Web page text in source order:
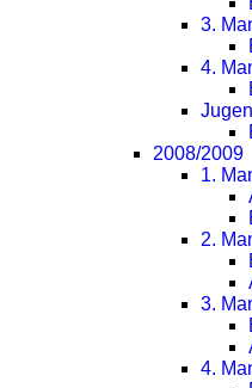
3.
4.
2008/2009
1.
2.
3.
4.